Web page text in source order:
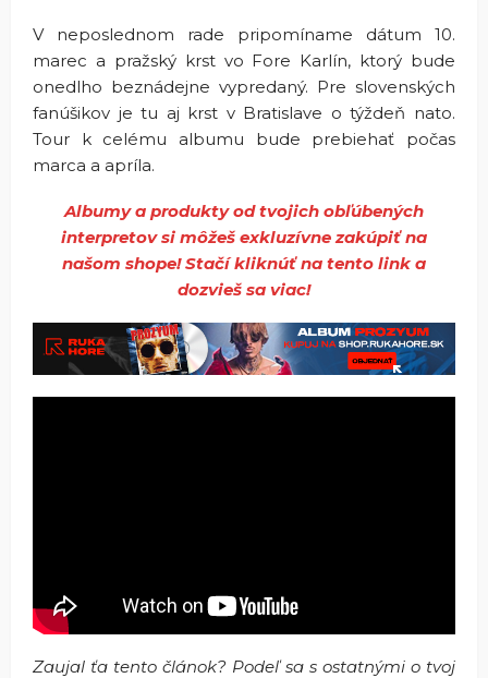
V neposlednom rade pripomíname dátum 10.
marec a pražský krst vo Fore Karlín, ktorý bude
onedlho beznádejne vypredaný. Pre slovenských
fanúšikov je tu aj krst v Bratislave o týždeň nato.
Tour k celému albumu bude prebiehať počas
marca a apríla.
Albumy a produkty od tvojich obľúbených
interpretov si môžeš exkluzívne zakúpiť na
našom shope! Stačí kliknúť na tento link a
dozvieš sa viac!
Zaujal ťa tento článok? Podeľ sa s ostatnými o tvoj